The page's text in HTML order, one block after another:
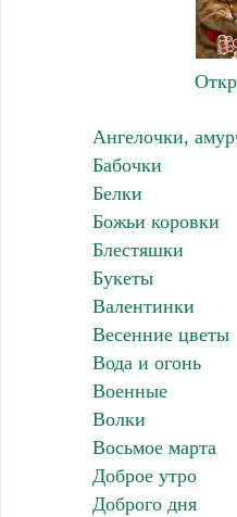
Ангелочки,
Бабочки
Белки
Божьи коровки
Блестяшки
Букеты
Валентинки
Весенние цветы
Вода и огонь
Военные
Волки
Восьмое марта
Доброе утро
Доброго дня